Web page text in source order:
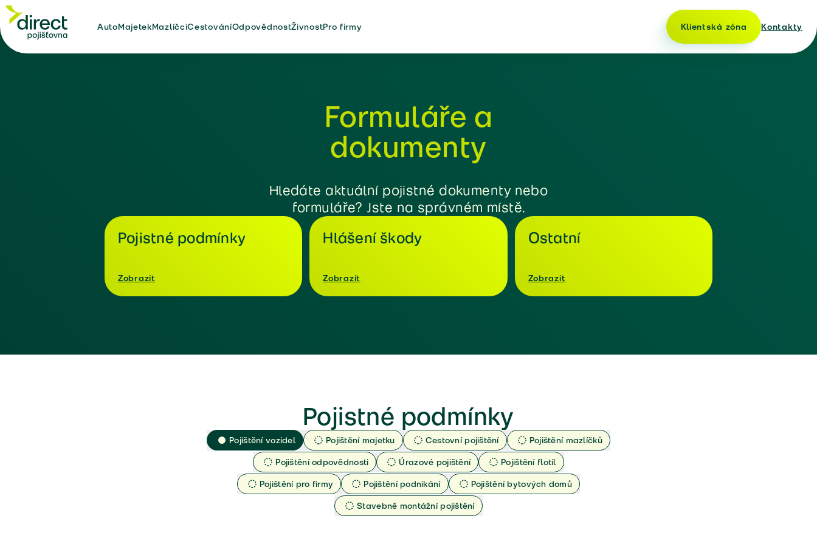
AutoMajetekMazlíčciCestováníOdpovědnostŽivnostPro firmy Klientská zóna Kontakty
Formuláře a
dokumenty
Hledáte aktuální pojistné dokumenty nebo
formuláře? Jste na správném místě.
Pojistné podmínky
Zobrazit
Hlášení škody
Zobrazit
Ostatní
Zobrazit
Pojistné podmínky
Pojištění vozidel Pojištění majetku Cestovní pojištění
Pojištění mazlíčků
Pojištění odpovědnosti
Úrazové pojištění
Pojištění flotil
Pojištění pro firmy
Pojištění podnikání
Pojištění bytových domů
Stavebně montážní pojištění